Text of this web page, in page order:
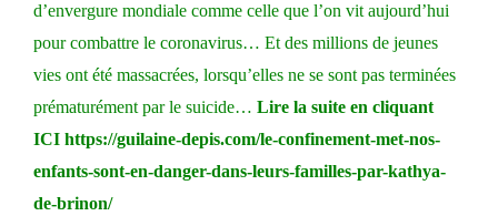
d’envergure mondiale comme celle que l’on vit aujourd’hui
pour combattre le coronavirus… Et des millions de jeunes
vies ont été massacrées, lorsqu’elles ne se sont pas terminées
prématurément par le suicide… Lire la suite en cliquant
ICI https://guilaine-depis.com/le-confinement-met-nos-
enfants-sont-en-danger-dans-leurs-familles-par-kathya-
de-brinon/